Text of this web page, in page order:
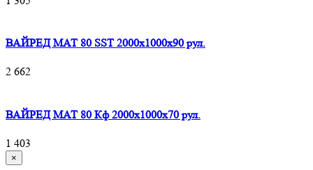
ВАЙРЕД МАТ 80 SST 2000x1000x90 рул.
2 662
ВАЙРЕД МАТ 80 Кф 2000x1000x70 рул.
1 403
×